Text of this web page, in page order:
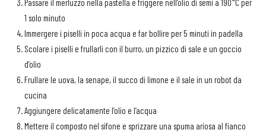
1 solo minuto
Immergere i piselli in poca acqua e far bollire per 5 minuti in padella
Scolare i piselli e frullarli con il burro, un pizzico di sale e un goccio
d’olio
Frullare le uova, la senape, il succo di limone e il sale in un robot da
cucina
Aggiungere delicatamente l’olio e l’acqua
Mettere il composto nel sifone e sprizzare una spuma ariosa al fianco